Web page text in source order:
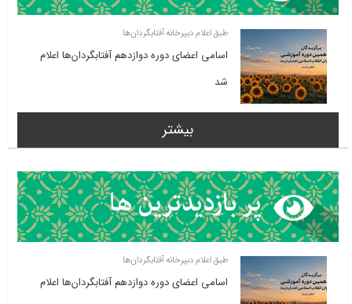
طبق اعلام دبیرخانه آفتابگردان‌ها
اسامی اعضای دوره دوازدهم آفتابگردان‌ها اعلام
شد
بیشتر
طبق اعلام دبیرخانه آفتابگردان‌ها
اسامی اعضای دوره دوازدهم آفتابگردان‌ها اعلام